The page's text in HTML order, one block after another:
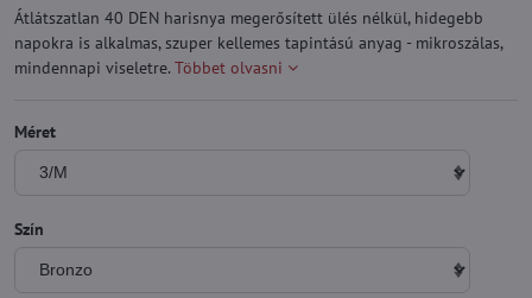
Átlátszatlan 40 DEN harisnya megerősített ülés nélkül, hidegebb
napokra is alkalmas, szuper kellemes tapintású anyag - mikroszálas,
mindennapi viseletre. Többet olvasni
Méret
Szín